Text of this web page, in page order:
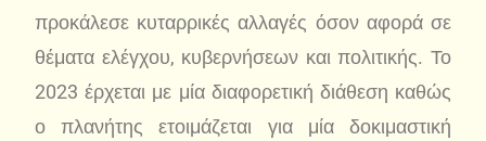
προκάλεσε κυταρρικές αλλαγές όσον αφορά σε
θέματα ελέγχου, κυβερνήσεων και πολιτικής. Το
2023 έρχεται με μία διαφορετική διάθεση καθώς
ο πλανήτης ετοιμάζεται για μία δοκιμαστική